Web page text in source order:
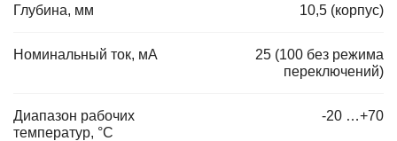
Глубина, мм 10,5 (корпус)
Номинальный ток, мА
25 (100 без режима
переключений)
Диапазон рабочих
температур, °C
-20 …+70